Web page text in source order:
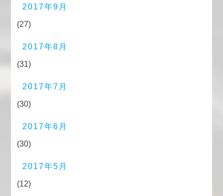
2017年9月
(27)
2017年8月
(31)
2017年7月
(30)
2017年6月
(30)
2017年5月
(12)